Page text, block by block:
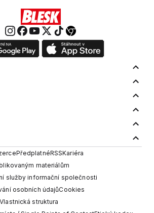
PředplatnéRSSKariéra
materiálům
služby informační společnosti
osobních údajůCookies
Vlastnická struktura